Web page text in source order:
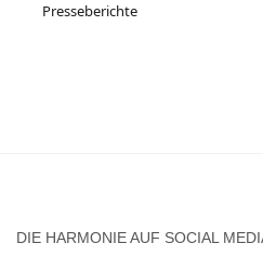
Presseberichte
DIE HARMONIE AUF SOCIAL